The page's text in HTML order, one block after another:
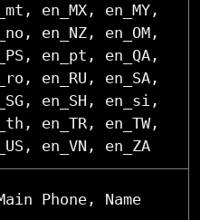
en_MX, en_MY,
en_NZ, en_OM,
en_pt, en_QA,
en_RU, en_SA,
en_SH, en_si,
en_TR, en_TW,
en_VN, en_ZA
Phone, Name